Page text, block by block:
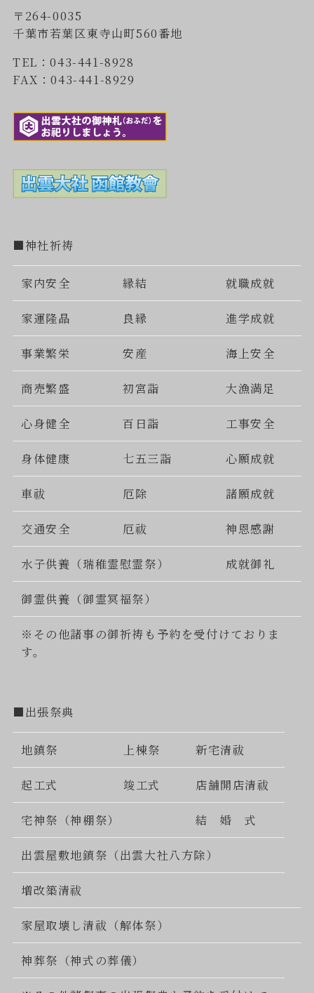
〒264-0035
千葉市若葉区東寺山町560番地
TEL：043-441-8928
FAX：043-441-8929
■神社祈祷
家内安全 縁結 就職成就
家運隆晶 良縁 進学成就
事業繁栄 安産 海上安全
商売繁盛 初宮詣 大漁満足
心身健全 百日詣 工事安全
身体健康 七五三詣 心願成就
車祓 厄除 諸願成就
交通安全 厄祓 神恩感謝
水子供養（瑞稚霊慰霊祭） 成就御礼
御霊供養（御霊冥福祭）
※その他諸事の御祈祷も予約を受付けておりま
す。
■出張祭典
地鎮祭 上棟祭 新宅清祓
起工式 竣工式 店舗開店清祓
宅神祭（神棚祭） 結 婚 式
出雲屋敷地鎮祭（出雲大社八方除）
増改築清祓
家屋取壊し清祓（解体祭）
神葬祭（神式の葬儀）